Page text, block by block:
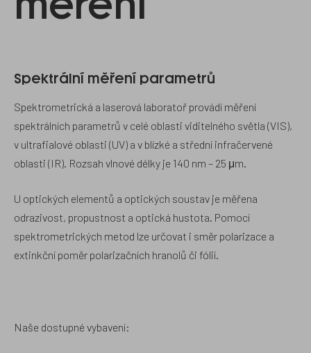
Spektrální měření parametrů
Spektrometrická a laserová laboratoř provádí měření
spektrálních parametrů v celé oblasti viditelného světla (VIS),
v ultrafialové oblasti (UV) a v blízké a střední infračervené
oblasti (IR). Rozsah vlnové délky je 140 nm – 25 μm.
U optických elementů a optických soustav je měřena
odrazivost, propustnost a optická hustota. Pomocí
spektrometrických metod lze určovat i směr polarizace a
extinkční poměr polarizačních hranolů či fólií.
Naše dostupné vybavení: